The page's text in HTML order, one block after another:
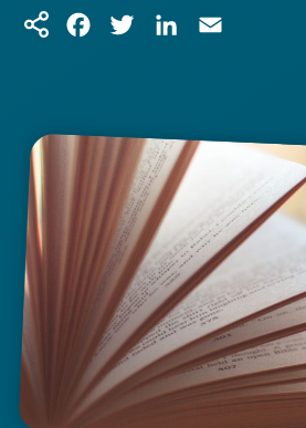
FacebookTwitter LinkedIn Email